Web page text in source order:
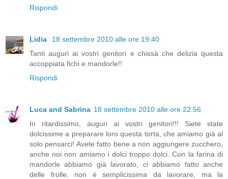
Rispondi
Lidia
18 settembre 2010 alle ore 19:40
Tanti auguri ai vostri genitori e chissà che delizia questa
accoppiata fichi e mandorle!!
Rispondi
Luca and Sabrina 18 settembre 2010 alle ore 22:56
In ritardissimo, auguri ai vostri genitori!!! Siete state
dolcissime a preparare loro questa torta, che amiamo già al
solo pensarci! Avete fatto bene a non aggiungere zucchero,
anche noi non amiamo i dolci troppo dolci. Con la farina di
mandorle abbiamo già lavorato, ci abbiamo fatto anche
delle frolle, non è semplicissima da lavorare, ma la